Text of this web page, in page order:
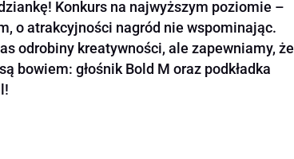
Konkurs na najwyższym poziomie –
o atrakcyjności nagród nie wspominając.
odrobiny kreatywności, ale zapewniamy, że
bowiem: głośnik Bold M oraz podkładka